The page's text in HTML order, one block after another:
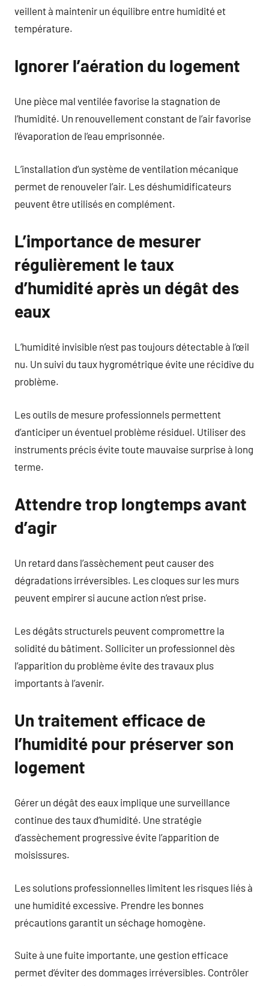
veillent à maintenir un équilibre entre humidité et
température.
Ignorer l’aération du logement
Une pièce mal ventilée favorise la stagnation de
l’humidité. Un renouvellement constant de l’air favorise
l’évaporation de l’eau emprisonnée.
L’installation d’un système de ventilation mécanique
permet de renouveler l’air. Les déshumidificateurs
peuvent être utilisés en complément.
L’importance de mesurer
régulièrement le taux
d’humidité après un dégât des
eaux
L’humidité invisible n’est pas toujours détectable à l’œil
nu. Un suivi du taux hygrométrique évite une récidive du
problème.
Les outils de mesure professionnels permettent
d’anticiper un éventuel problème résiduel. Utiliser des
instruments précis évite toute mauvaise surprise à long
terme.
Attendre trop longtemps avant
d’agir
Un retard dans l’assèchement peut causer des
dégradations irréversibles. Les cloques sur les murs
peuvent empirer si aucune action n’est prise.
Les dégâts structurels peuvent compromettre la
solidité du bâtiment. Solliciter un professionnel dès
l’apparition du problème évite des travaux plus
importants à l’avenir.
Un traitement efficace de
l’humidité pour préserver son
logement
Gérer un dégât des eaux implique une surveillance
continue des taux d’humidité. Une stratégie
d’assèchement progressive évite l’apparition de
moisissures.
Les solutions professionnelles limitent les risques liés à
une humidité excessive. Prendre les bonnes
précautions garantit un séchage homogène.
Suite à une fuite importante, une gestion efficace
permet d’éviter des dommages irréversibles. Contrôler